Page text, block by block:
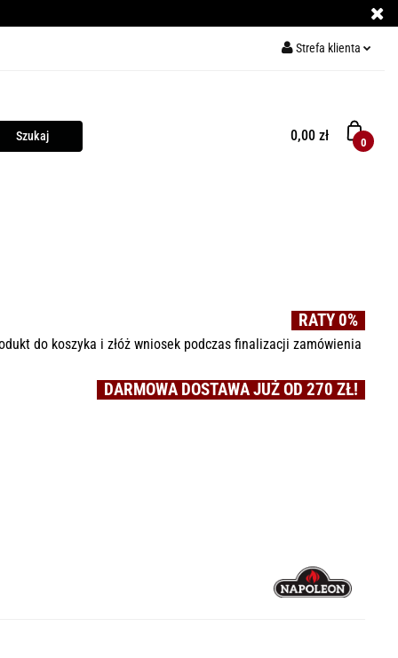
Strefa klienta
Zarejestruj się
Dodaj zgłoszenie
0,00 zł 0
RATY 0%
do koszyka i złóż wniosek podczas finalizacji zamówienia
DARMOWA DOSTAWA JUŻ OD 270 ZŁ!